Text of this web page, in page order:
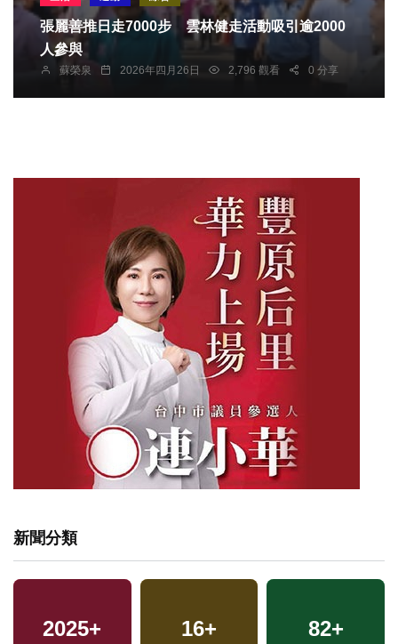
張麗善推日走7000步 雲林健走活動吸引逾2000
人參與
蘇榮泉 2026年四月26日 2,796 觀看 0 分享
新聞分類
2025+ 16+ 82+